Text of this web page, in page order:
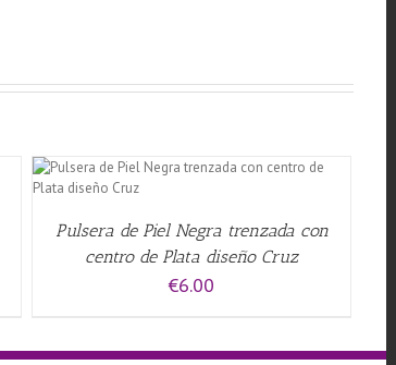
Pulsera de Piel Negra trenzada con
centro de Plata diseño Cruz
€6.00